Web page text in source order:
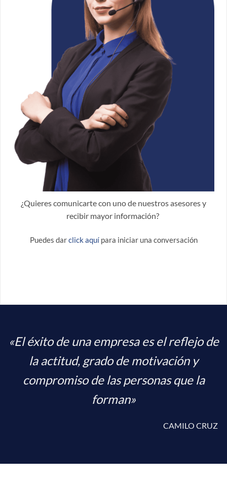
¿Quieres comunicarte con uno de nuestros asesores y
recibir mayor información?
Puedes darclick aquípara iniciar una conversación
«El éxito de una empresa es el reflejo de
la actitud, grado de motivación y
compromiso de las personas que la
forman»
CAMILO CRUZ